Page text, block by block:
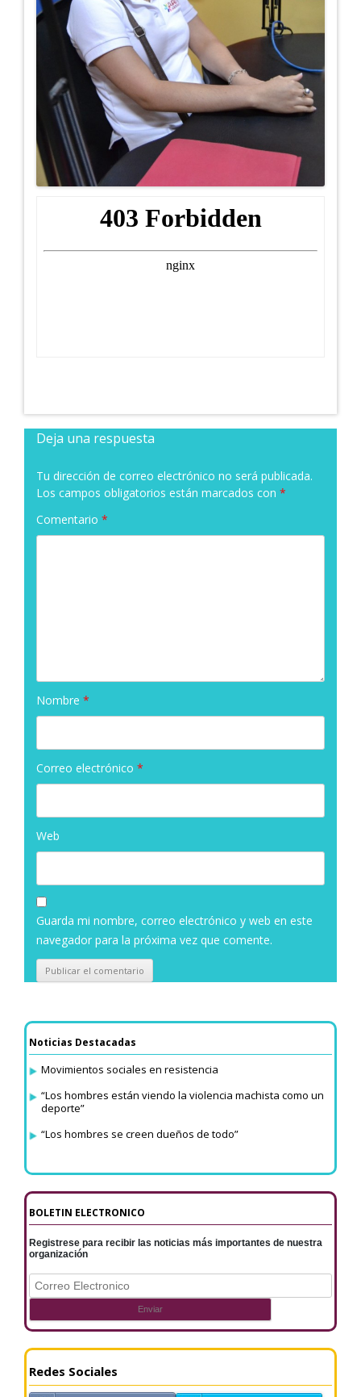
Deja una respuesta
Tu dirección de correo electrónico no será publicada.
Los campos obligatorios están marcados con *
Comentario *
Nombre *
Correo electrónico *
Web
Guarda mi nombre, correo electrónico y web en este
navegador para la próxima vez que comente.
Noticias Destacadas
Movimientos sociales en resistencia
“Los hombres están viendo la violencia machista como un
deporte”
“Los hombres se creen dueños de todo”
BOLETIN ELECTRONICO
Registrese para recibir las noticias más importantes de nuestra
organización
Redes Sociales